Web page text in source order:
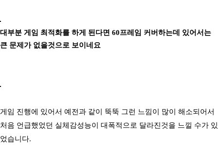
대부분 게임 최적화를 하게 된다면 60프레임 커버하는데 있어서는
큰 문제가 없을것으로 보이네요
게임 진행에 있어서 예전과 같이 뚝뚝 그런 느낌이 많이 해소되어서
처음 언급했었던 실체감성능이 대폭적으로 달라진것을 느낄 수가 있
었습니다.